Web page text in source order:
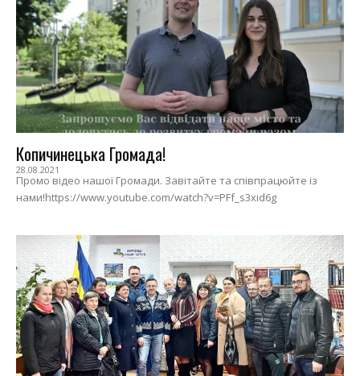
Копичинецька Громада!
28.08.2021
Промо відео нашої Громади. Завітайте та співпрацюйте із
нами!https://www.youtube.com/watch?v=PFf_s3xid6g